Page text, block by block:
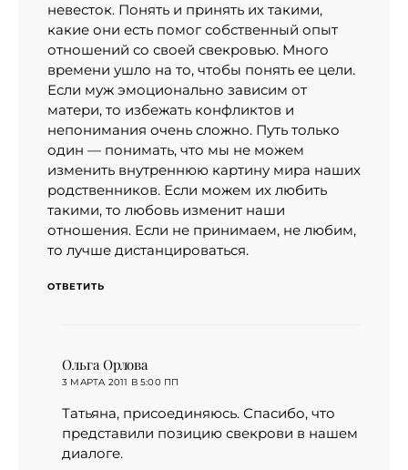
невесток. Понять и принять их такими,
какие они есть помог собственный опыт
отношений со своей свекровью. Много
времени ушло на то, чтобы понять ее цели.
Если муж эмоционально зависим от
матери, то избежать конфликтов и
непонимания очень сложно. Путь только
один — понимать, что мы не можем
изменить внутреннюю картину мира наших
родственников. Если можем их любить
такими, то любовь изменит наши
отношения. Если не принимаем, не любим,
то лучше дистанцироваться.
ОТВЕТИТЬ
Ольга Орлова
3 МАРТА 2011 В 5:00 ПП
Татьяна, присоединяюсь. Спасибо, что
представили позицию свекрови в нашем
диалоге.